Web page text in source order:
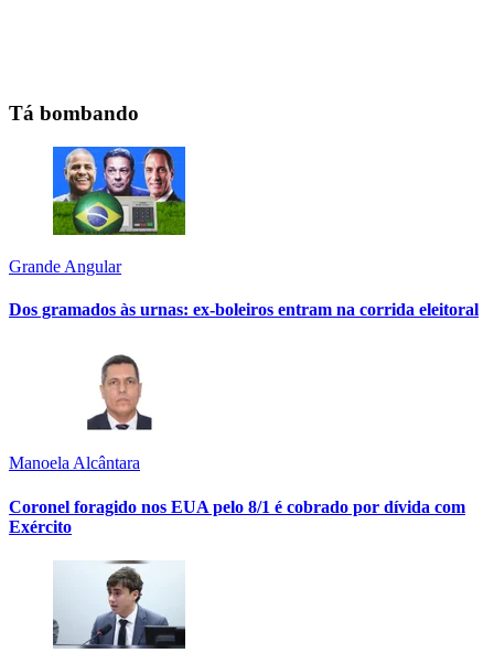
Tá bombando
Grande Angular
Dos gramados às urnas: ex-boleiros entram na corrida eleitoral
Manoela Alcântara
Coronel foragido nos EUA pelo 8/1 é cobrado por dívida com
Exército